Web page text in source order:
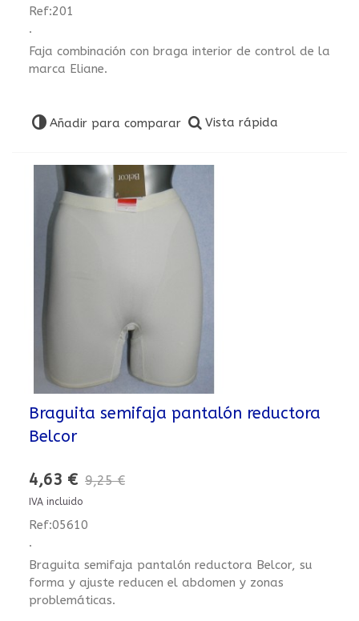
Ref:201
.
Faja combinación con braga interior de control de la
marca Eliane.
Añadir para comparar Vista rápida
Braguita semifaja pantalón reductora
Belcor
4,63 € 9,25 €
IVA incluido
Ref:05610
.
Braguita semifaja pantalón reductora Belcor, su
forma y ajuste reducen el abdomen y zonas
problemáticas.